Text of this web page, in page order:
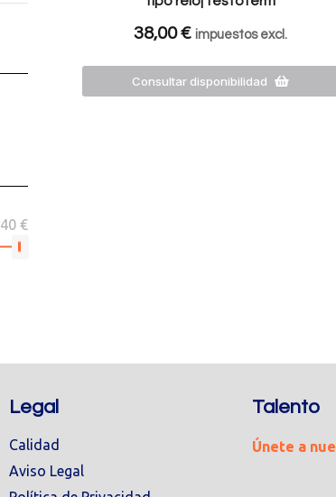
40 €
38,00€ impuestos excl.
Consultar disponibilidad
Legal
Calidad
Aviso Legal
Talento
Únete a